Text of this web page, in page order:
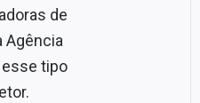
de
Agência
esse tipo